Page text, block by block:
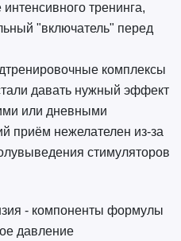
тренинга,
"включатель" перед
комплексы
давать нужный эффект
или дневными
приём нежелателен из-за
стимуляторов
- компоненты формулы
давление